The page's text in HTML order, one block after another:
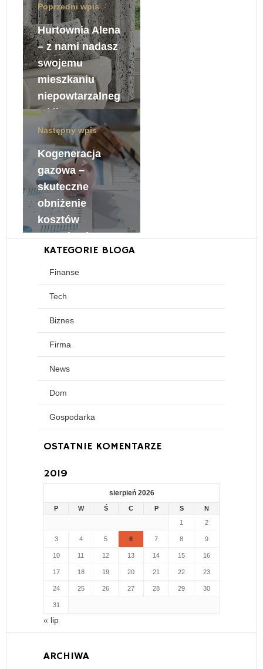
Poprzedni wpis
Hurtownia Alena
– z nami nadasz
swojemu
mieszkaniu
niepowtarzalneg
o klimatu
28 listopada, 2019
Następny wpis
Kogeneracja
gazowa –
skuteczne
obniżenie
kosztów
pozyskania
energii
28 listopada, 2019
KATEGORIE BLOGA
Finanse
Tech
Biznes
Firma
News
Dom
Gospodarka
OSTATNIE KOMENTARZE
2019
sierpień 2026
P W Ś C P S
N
1
2
3 4 5 6 7 8 9
10 11 12 13 14 15 16
17 18 19 20 21 22 23
24 25 26 27 28 29 30
31
« lip
ARCHIWA